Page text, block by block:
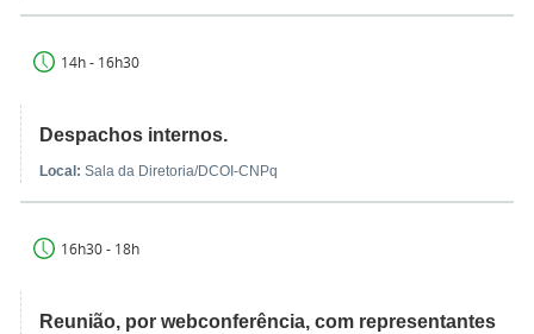
14h - 16h30
Despachos internos.
Local: Sala da Diretoria/DCOI-CNPq
16h30 - 18h
Reunião, por webconferência, com representantes